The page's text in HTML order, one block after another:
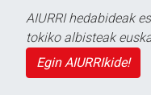
AIURRI hedabideak
tokiko albisteak
Egin AIURRIkide!